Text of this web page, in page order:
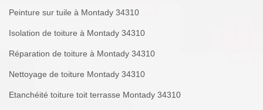
Peinture sur tuile à Montady 34310
Isolation de toiture à Montady 34310
Réparation de toiture à Montady 34310
Nettoyage de toiture Montady 34310
Etanchéité toiture toit terrasse Montady 34310